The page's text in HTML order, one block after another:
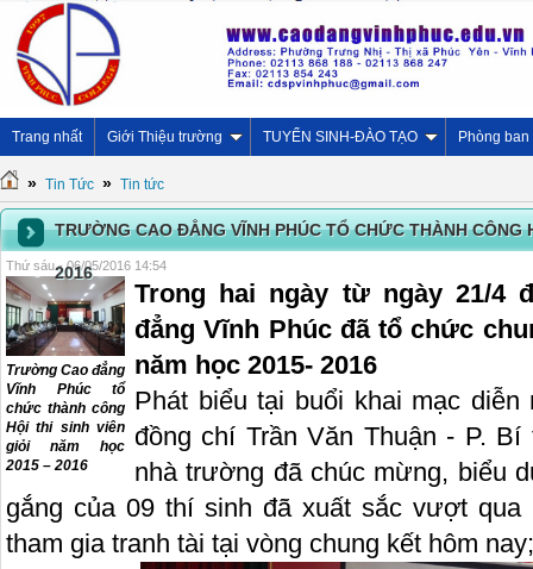
Trang nhất Giới Thiệu trường TUYỂN SINH-ĐÀO TẠO Phòng ban
» Tin Tức » Tin tức
TRƯỜNG CAO ĐẲNG VĨNH PHÚC TỔ CHỨC THÀNH CÔNG
2016
Thứ sáu - 06/05/2016 14:54
Trường Cao đẳng
Vĩnh Phúc tổ
chức thành công
Hội thi sinh viên
giỏi năm học
2015 – 2016
Trong hai ngày từ ngày 21/4
đẳng Vĩnh Phúc đã tổ chức
năm học 2015- 2016
Phát biểu tại buổi khai mạc diễn
đồng chí Trần Văn Thuận - P.
nhà trường đã chúc mừng, biểu
gắng của 09 thí sinh đã xuất sắc vượt
tham gia tranh tài tại vòng chung kết hôm nay;